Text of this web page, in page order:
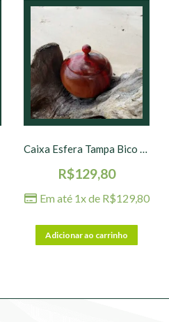
Caixa Esfera Tampa Bico – 10 x 11 cm
R$129,80
Em até 1x de R$129,80
Adicionar ao carrinho